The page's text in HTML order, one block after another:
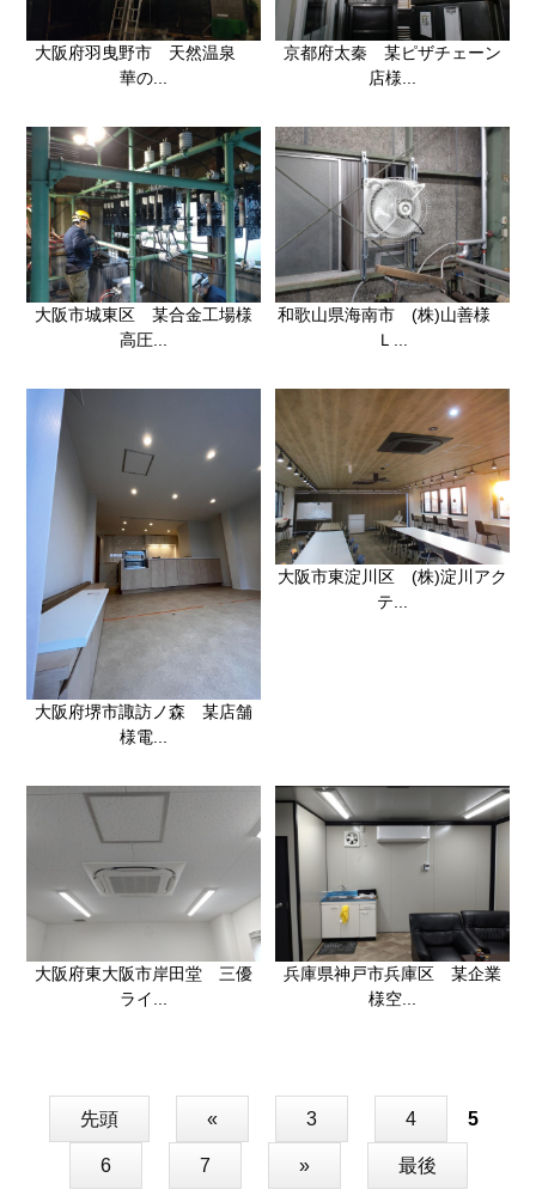
大阪府羽曳野市 天然温泉
華の...
京都府太秦 某ピザチェーン
店様...
大阪市城東区 某合金工場様
高圧...
和歌山県海南市 (株)山善様
Ｌ...
大阪府堺市諏訪ノ森 某店舗
様電...
大阪市東淀川区 (株)淀川アク
テ...
大阪府東大阪市岸田堂 三優
ライ...
兵庫県神戸市兵庫区 某企業
様空...
先頭 « 3 4 5
6 7 » 最後